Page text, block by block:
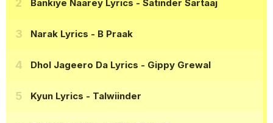
Bankiye Naarey Lyrics - Satinder Sartaaj
Narak Lyrics - B Praak
Dhol Jageero Da Lyrics - Gippy Grewal
Kyun Lyrics - Talwiinder